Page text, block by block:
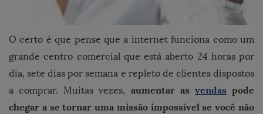
O certo é que pense que a internet funciona como um
grande centro comercial que está aberto 24 horas por
dia, sete dias por semana e repleto de clientes dispostos
a comprar. Muitas vezes, aumentar as vendas pode
chegar a se tornar uma missão impossível se você não